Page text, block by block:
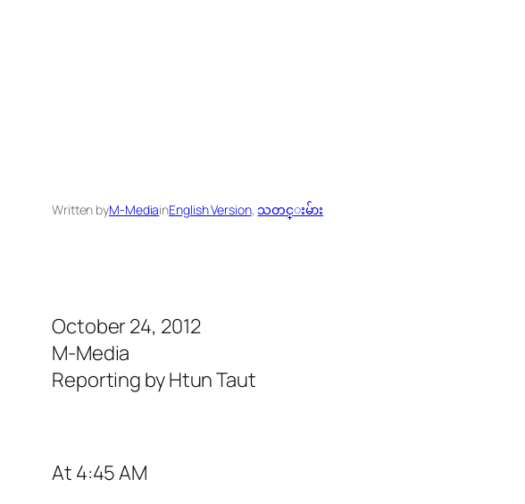
Written byM-MediainEnglish Version, သတင္းမ်ား
October 24, 2012
M-Media
Reporting by Htun Taut
At 4:45 AM